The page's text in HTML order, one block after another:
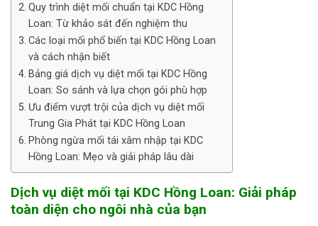
Quy trình diệt mối chuẩn tại KDC Hồng
Loan: Từ khảo sát đến nghiệm thu
Các loại mối phổ biến tại KDC Hồng Loan
và cách nhận biết
Bảng giá dịch vụ diệt mối tại KDC Hồng
Loan: So sánh và lựa chọn gói phù hợp
Ưu điểm vượt trội của dịch vụ diệt mối
Trung Gia Phát tại KDC Hồng Loan
Phòng ngừa mối tái xâm nhập tại KDC
Hồng Loan: Mẹo và giải pháp lâu dài
Dịch vụ diệt mối tại KDC Hồng Loan: Giải pháp
toàn diện cho ngôi nhà của bạn